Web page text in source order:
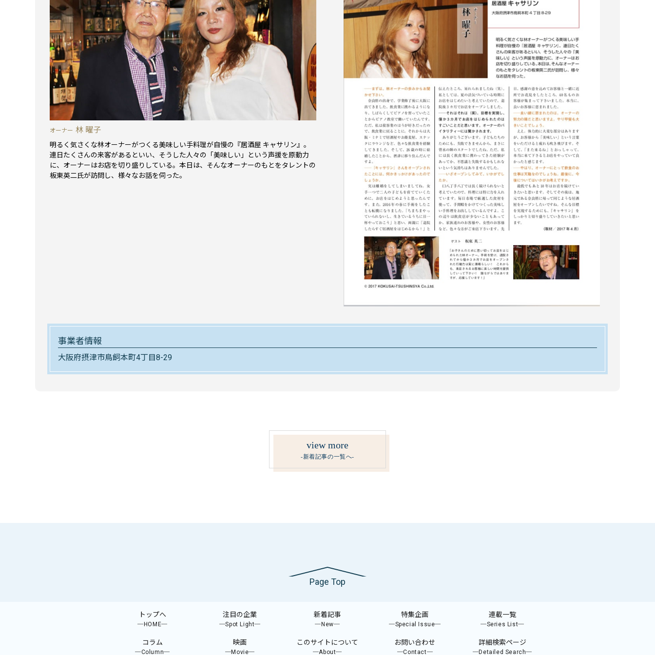
オーナー 林 曜子
明るく気さくな林オーナーがつくる美味しい手料理が自慢の『居酒屋 キャサリン』。
連日たくさんの来客があるといい、そうした人々の「美味しい」という声援を原動力
に、オーナーはお店を切り盛りしている。本日は、そんなオーナーのもとをタレントの
板東英二氏が訪問し、様々なお話を伺った。
事業者情報
大阪府摂津市鳥飼本町4丁目8-29
view more
-新着記事の一覧へ-
Page Top
トップへ
─HOME─
注目の企業
─Spot Light─
新着記事
─New─
特集企画
─Special Issue─
連載一覧
─Series List─
コラム
─Column─
映画
─Movie─
このサイトについて
─About─
お問い合わせ
─Contact─
詳細検索ページ
─Detailed Search─